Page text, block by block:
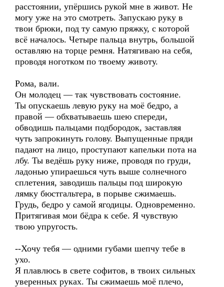
расстоянии, упёршись рукой мне в живот. Не
могу уже на это смотреть. Запускаю руку в
твои брюки, под ту самую пряжку, с которой
всё началось. Четыре пальца внутрь, большой
оставляю на торце ремня. Натягиваю на себя,
проводя ноготком по твоему животу.
Рома, вали.
Он молодец — так чувствовать состояние.
Ты опускаешь левую руку на моё бедро, а
правой — обхватываешь шею спереди,
обводишь пальцами подбородок, заставляя
чуть запрокинуть голову. Выпущенные пряди
падают на лицо, проступают капельки пота на
лбу. Ты ведёшь руку ниже, проводя по груди,
ладонью упираешься чуть выше солнечного
сплетения, заводишь пальцы под широкую
лямку бюстгальтера, в порыве сжимаешь.
Грудь, бедро у самой ягодицы. Одновременно.
Притягивая мои бёдра к себе. Я чувствую
твою упругость.
--Хочу тебя — одними губами шепчу тебе в
ухо.
Я плавлюсь в свете софитов, в твоих сильных
уверенных руках. Ты сжимаешь моё плечо,